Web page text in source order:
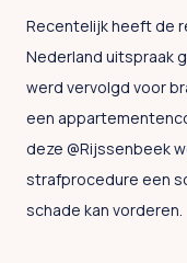
Recentelijk heeft de
Nederland uitspraak
werd vervolgd voor
een
deze @Rijssenbeek
strafprocedure een
schade kan vorderen.